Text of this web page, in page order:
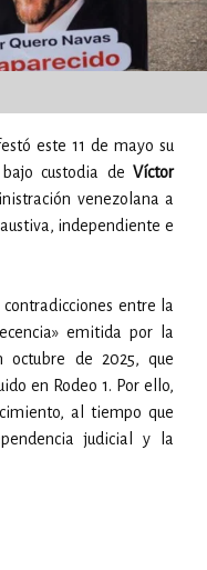
este 11 de mayo su
custodia de Víctor
venezolana a
independiente e
entre la
emitida por la
octubre de 2025, que
en Rodeo 1. Por ello,
al tiempo que
judicial y la